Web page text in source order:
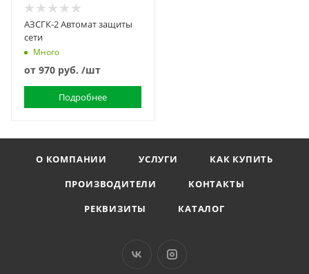
АЗСГК-2 Автомат защиты
сети
Много
от 970 руб. /шт
Подробнее
О КОМПАНИИ УСЛУГИ
КАК КУПИТЬ
ПРОИЗВОДИТЕЛИ
КОНТАКТЫ
РЕКВИЗИТЫ
КАТАЛОГ